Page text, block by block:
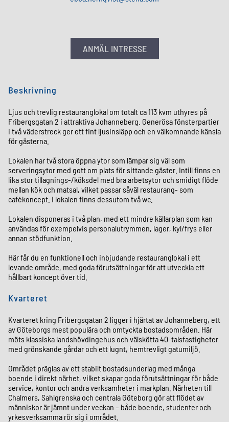
ANMÄL INTRESSE
Beskrivning
Ljus och trevlig restauranglokal om totalt ca 113 kvm uthyres på
Fribergsgatan 2 i attraktiva Johanneberg. Generösa fönsterpartier
i två väderstreck ger ett fint ljusinsläpp och en välkomnande känsla
för gästerna.
Lokalen har två stora öppna ytor som lämpar sig väl som
serveringsytor med gott om plats för sittande gäster. Intill finns en
lika stor tillagnings-/köksdel med bra arbetsytor och smidigt flöde
mellan kök och matsal, vilket passar såväl restaurang- som
cafékoncept. I lokalen finns dessutom två wc.
Lokalen disponeras i två plan, med ett mindre källarplan som kan
användas för exempelvis personalutrymmen, lager, kyl/frys eller
annan stödfunktion.
Här får du en funktionell och inbjudande restauranglokal i ett
levande område, med goda förutsättningar för att utveckla ett
hållbart koncept över tid.
Kvarteret
Kvarteret kring Fribergsgatan 2 ligger i hjärtat av Johanneberg, ett
av Göteborgs mest populära och omtyckta bostadsområden. Här
möts klassiska landshövdingehus och välskötta 40-talsfastigheter
med grönskande gårdar och ett lugnt, hemtrevligt gatumiljö.
Området präglas av ett stabilt bostadsunderlag med många
boende i direkt närhet, vilket skapar goda förutsättningar för både
service, kontor och andra verksamheter i markplan. Närheten till
Chalmers, Sahlgrenska och centrala Göteborg gör att flödet av
människor är jämnt under veckan – både boende, studenter och
yrkesverksamma rör sig i området.